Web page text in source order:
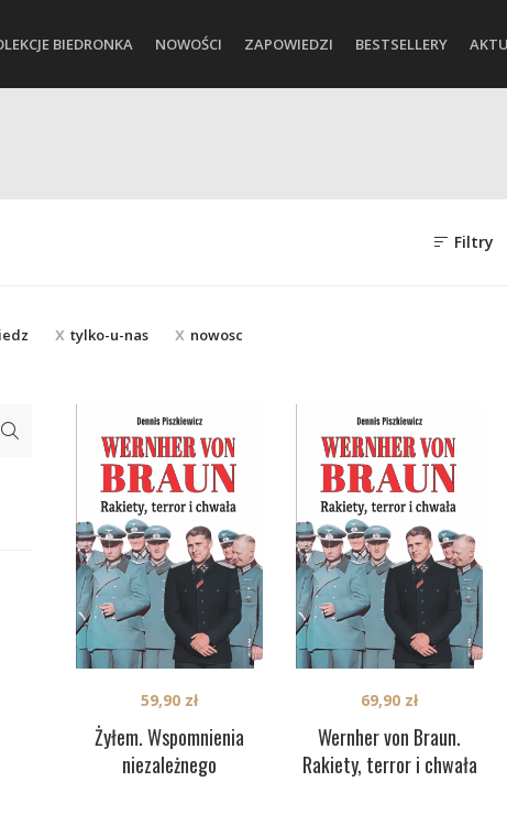
BIEDRONKA NOWOŚCI ZAPOWIEDZI BESTSELLERY
Filtry
tylko-u-nas nowosc
Żyłem. Wspomnienia
niezależnego
59,90 zł
Wernher von Braun.
Rakiety, terror i chwała
69,90 zł